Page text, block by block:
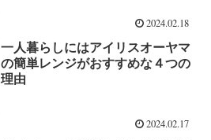
2024.02.18
一人暮らしにはアイリスオーヤマ
の簡単レンジがおすすめな４つの
理由
2024.02.17